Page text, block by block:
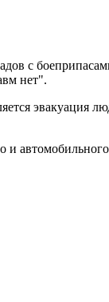
с
нет".
эвакуация
и